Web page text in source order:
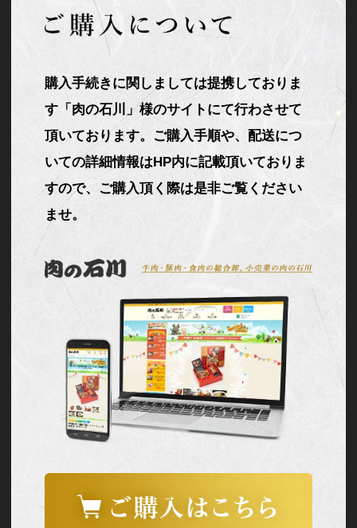
購入手続きに関しましては提携しておりま
す「肉の石川」様のサイトにて行わさせて
頂いております。ご購入手順や、配送につ
いての詳細情報はHP内に記載頂いておりま
すので、ご購入頂く際は是非ご覧ください
ませ。